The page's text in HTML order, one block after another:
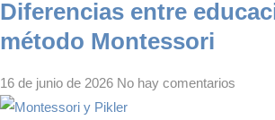
Diferencias entre
método Montessori
16 de junio de 2026 No hay comentarios